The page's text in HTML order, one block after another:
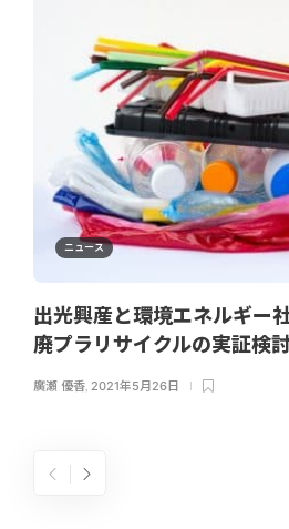
ニュース
出光興産と環境エネルギー
廃プラリサイクルの実証検
廣瀬 優香, 2021年5月26日